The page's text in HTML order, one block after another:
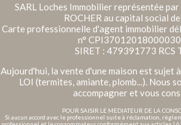
SARL Loches Immobilier représentée
ROCHER au capital social
Carte professionnelle d'agent immobilier
n°
SIRET : 479391773 RCS
Aujourd'hui, la vente d'une maison est sujet
LOI (termites, amiante, plomb...). Nous
accompagner et vous
POUR SAISIR LE MEDIATEUR DE LA
Si aucun accord avec le professionnel suite à réclamation,